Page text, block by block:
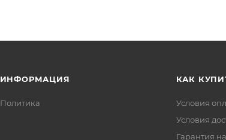
ИНФОРМАЦИЯ
Политика
КАК
Условия
Условия
Гарантия